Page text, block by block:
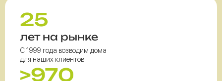
25
лет на рынке
С 1999 года возводим дома
для наших клиентов
>970